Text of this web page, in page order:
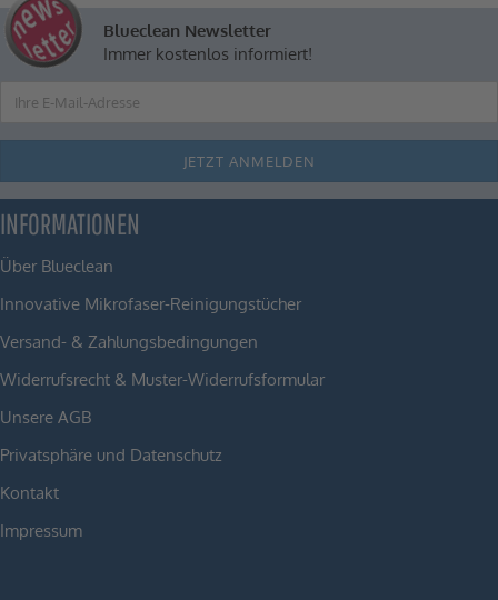
Blueclean Newsletter
Immer kostenlos informiert!
INFORMATIONEN
Über Blueclean
Innovative Mikrofaser-Reinigungstücher
Versand- & Zahlungsbedingungen
Widerrufsrecht & Muster-Widerrufsformular
Unsere AGB
Privatsphäre und Datenschutz
Kontakt
Impressum